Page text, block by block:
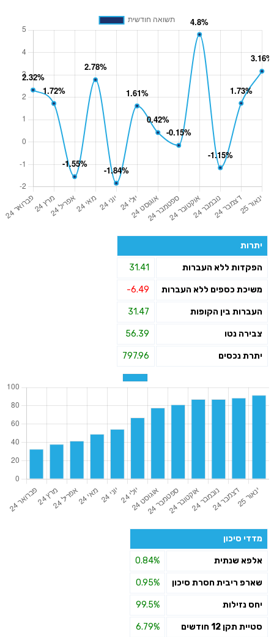
יתרות
הפקדות ללא העברות 31.41
משיכת כספים ללא העברות -6.49
העברות בין הקופות 31.47
צבירה נטו 56.39
יתרת נכסים 797.96
מדדי סיכון
אלפא שנתית 0.84%
שארפ ריבית חסרת סיכון 0.95%
יחס נזילות 99.5%
סטיית תקן 12 חודשים 6.79%